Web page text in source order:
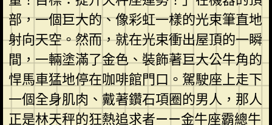
部，一個巨大的、像彩虹一樣的光束筆直地
射向天空。然而，就在光束衝出屋頂的一瞬
間，一輛塗滿了金色、裝飾著巨大公牛角的
悍馬車猛地停在咖啡館門口。駕駛座上走下
一個全身肌肉、戴著鑽石項圈的男人，那人
正是林天秤的狂熱追求者——金牛座霸總牛